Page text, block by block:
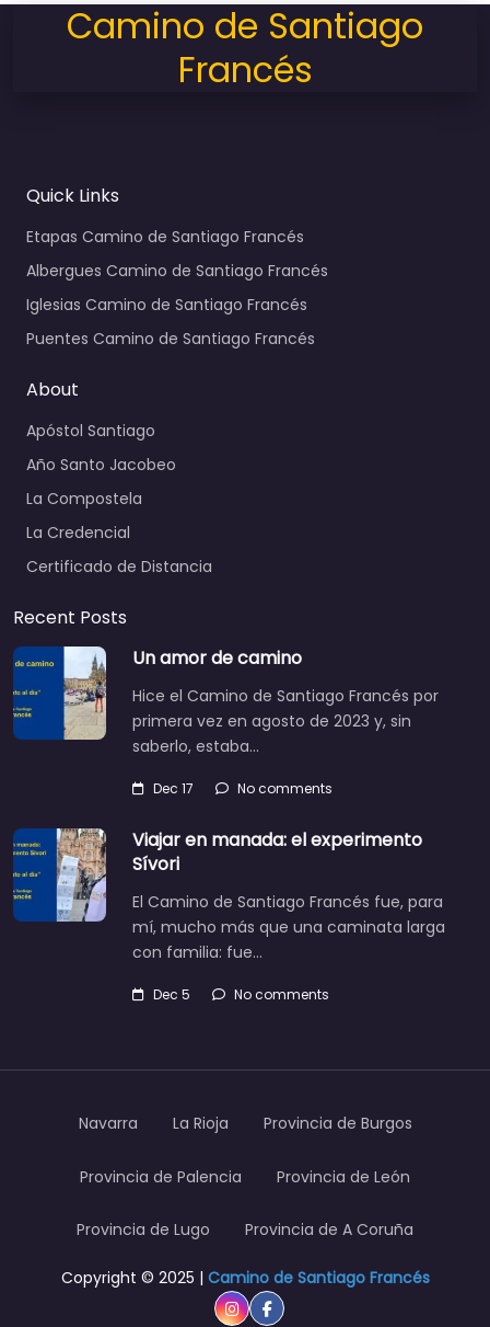
Camino de Santiago
Francés
Quick Links
Etapas Camino de Santiago Francés
Albergues Camino de Santiago Francés
Iglesias Camino de Santiago Francés
Puentes Camino de Santiago Francés
About
Apóstol Santiago
Año Santo Jacobeo
La Compostela
La Credencial
Certificado de Distancia
Recent Posts
Un amor de camino
Hice el Camino de Santiago Francés por
primera vez en agosto de 2023 y, sin
saberlo, estaba…
Dec 17 No comments
Viajar en manada: el experimento
Sívori
El Camino de Santiago Francés fue, para
mí, mucho más que una caminata larga
con familia: fue…
Dec 5 No comments
Navarra La Rioja Provincia de Burgos
Provincia de Palencia Provincia de León
Provincia de Lugo Provincia de A Coruña
Copyright © 2025 | Camino de Santiago Francés